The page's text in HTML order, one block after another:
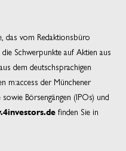
das vom Redaktionsbüro
Schwerpunkte auf Aktien aus
dem deutschsprachigen
m:access der Münchener
Börsengängen (IPOs) und
finden Sie in